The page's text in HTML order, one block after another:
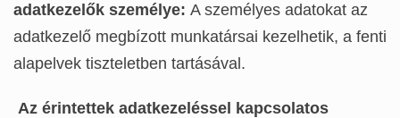
adatkezelők személye: A személyes adatokat az
adatkezelő megbízott munkatársai kezelhetik, a fenti
alapelvek tiszteletben tartásával.
Az érintettek adatkezeléssel kapcsolatos